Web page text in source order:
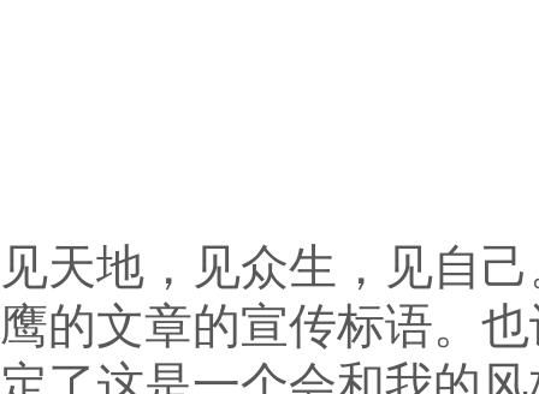
见天地，见众生，见自
鹰的文章的宣传标语。